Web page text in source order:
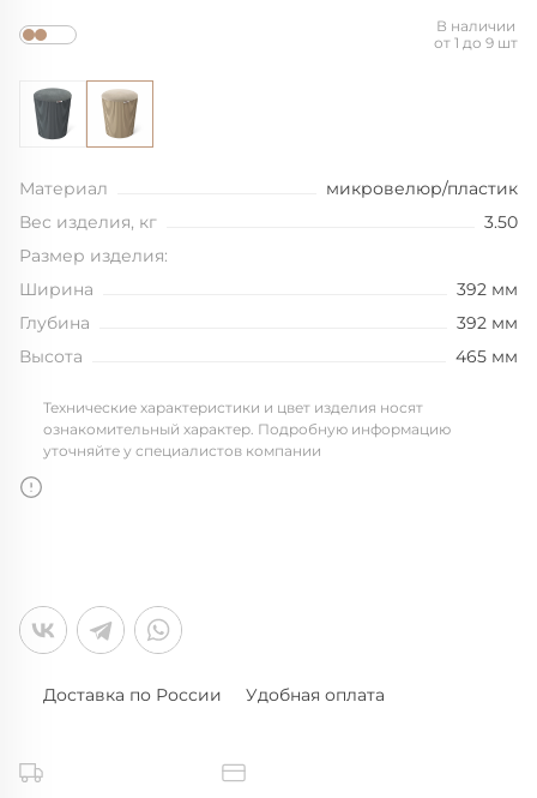
В наличии
от 1 до 9 шт
Материал
микровелюр/пластик
Вес изделия, кг
3.50
Размер изделия:
Ширина
392 мм
Глубина
392 мм
Высота
465 мм
Технические характеристики и цвет изделия носят
ознакомительный характер. Подробную информацию
уточняйте у специалистов компании
Доставка по России Удобная оплата